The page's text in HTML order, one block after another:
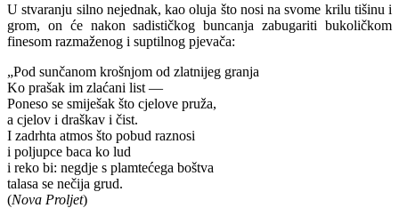
U stvaranju silno nejednak, kao oluja što nosi na svome krilu tišinu i
grom, on će nakon sadističkog buncanja zabugariti bukoličkom
finesom razmaženog i suptilnog pjevača:
„Pod sunčanom krošnjom od zlatnijeg granja
Ko prašak im zlaćani list —
Poneso se smiješak što cjelove pruža,
a cjelov i draškav i čist.
I zadrhta atmos što pobud raznosi
i poljupce baca ko lud
i reko bi: negdje s plamtećega boštva
talasa se nečija grud.
(Nova Proljet)